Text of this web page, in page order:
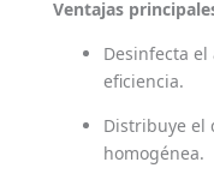
Ventajas
Desinfecta
eficiencia.
Distribuye el
homogénea.